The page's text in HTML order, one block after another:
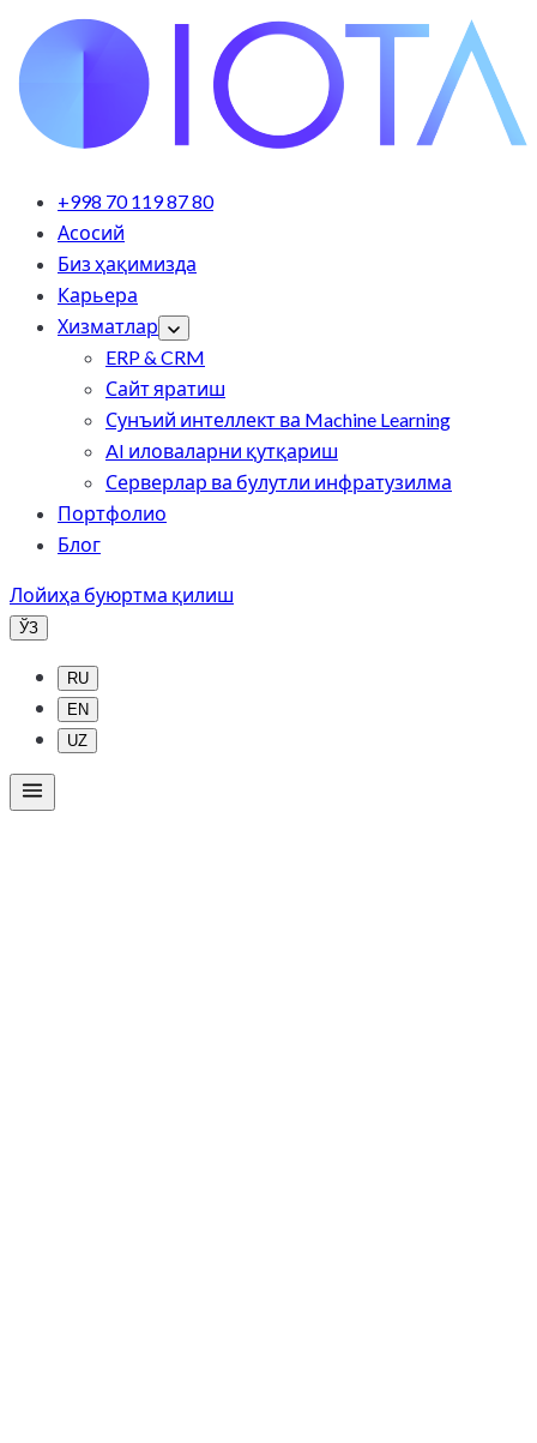
+998 70 119 87 80
Асосий
Биз ҳақимизда
Карьера
Хизматлар
ERP & CRM
Сайт яратиш
Сунъий интеллект ва Machine Learning
AI иловаларни қутқариш
Серверлар ва булутли инфратузилма
Портфолио
Блог
Лойиҳа буюртма қилиш
ЎЗ
RU
EN
UZ